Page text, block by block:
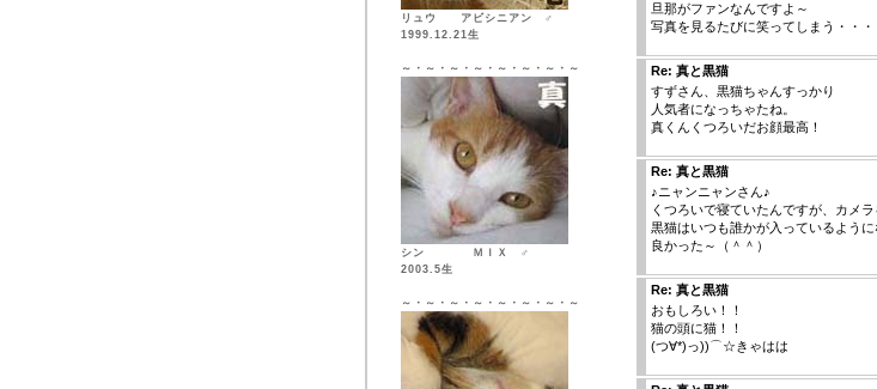
リュウ アビシニアン ♂
1999.12.21生
～・～・～・～・～・～・～・～
シン ＭＩＸ ♂
2003.5生
～・～・～・～・～・～・～・～
旦那がファンなんですよ～
写真を見るたびに笑ってしまう・・・
Re: 真と黒猫
すずさん、黒猫ちゃんすっかり
人気者になっちゃたね。
真くんくつろいだお顔最高！
Re: 真と黒猫
♪ニャンニャンさん♪
くつろいで寝ていたんですが、カメ
黒猫はいつも誰かが入っているように
良かった～（＾＾）
Re: 真と黒猫
おもしろい！！
猫の頭に猫！！
(つ∀*)っ))⌒☆きゃはは